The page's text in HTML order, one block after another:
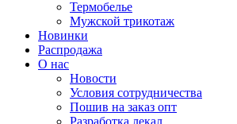
Термобелье
Мужской трикотаж
Новинки
Распродажа
О нас
Новости
Условия сотрудничества
Пошив на заказ опт
Разработка лекал